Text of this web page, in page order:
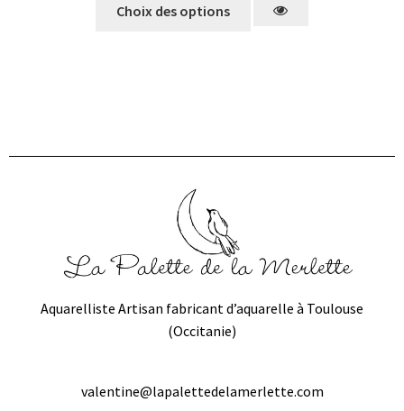
Choix des options
Aquarelliste Artisan fabricant d’aquarelle à Toulouse
(Occitanie)
valentine@lapalettedelamerlette.com